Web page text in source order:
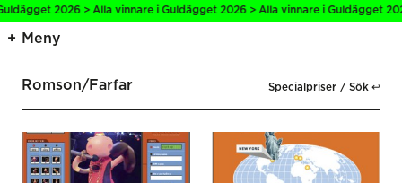
2026 > Alla vinnare i Guldägget 2026 > Alla vinnare i Guldägget
Meny
Romson/Farfar Specialpriser Sök ↩